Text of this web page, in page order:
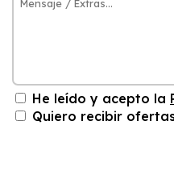
He leído y acepto la
Quiero recibir